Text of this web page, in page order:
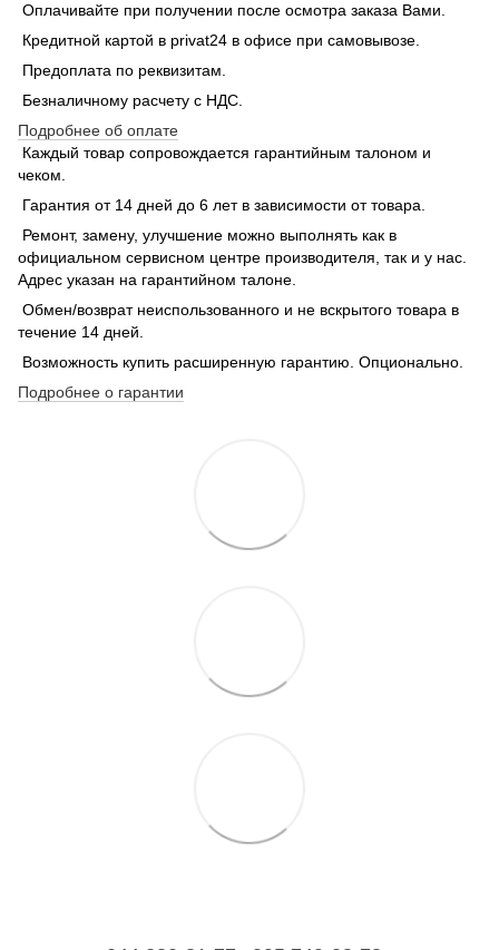
Оплачивайте при получении после осмотра заказа Вами.
Кредитной картой в privat24 в офисе при самовывозе.
Предоплата по реквизитам.
Безналичному расчету с НДС.
Подробнее об оплате
Каждый товар сопровождается гарантийным талоном и
чеком.
Гарантия от 14 дней до 6 лет в зависимости от товара.
Ремонт, замену, улучшение можно выполнять как в
официальном сервисном центре производителя, так и у нас.
Адрес указан на гарантийном талоне.
Обмен/возврат неиспользованного и не вскрытого товара в
течение 14 дней.
Возможность купить расширенную гарантию. Опционально.
Подробнее о гарантии